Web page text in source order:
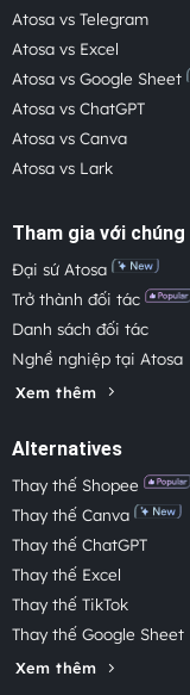
Atosa vs Telegram
Atosa vs Excel
Atosa vs Google Sheet
Atosa vs ChatGPT
Atosa vs Canva
Atosa vs Lark
Tham gia với
Đại sứ Atosa
Trở thành đối tác
Danh sách đối tác
Nghề nghiệp tại Atosa
Xem thêm
Alternatives
Thay thế Shopee
Thay thế Canva
Thay thế ChatGPT
Thay thế Excel
Thay thế TikTok
Thay thế Google Sheet
Xem thêm